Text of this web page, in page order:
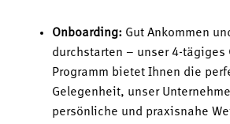
Onboarding: Gut Ankommen
durchstarten – unser 4-tägiges
Programm bietet Ihnen die
Gelegenheit, unser
persönliche und praxisnahe